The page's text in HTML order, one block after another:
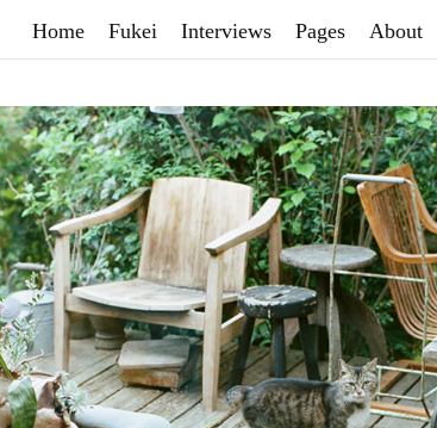
Home Fukei Interviews Pages About